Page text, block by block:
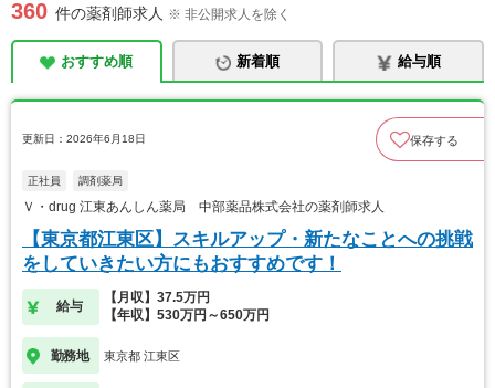
360 件の薬剤師求人 ※ 非公開求人を除く
おすすめ順 新着順 給与順
更新日：2026年6月18日 保存する
正社員 調剤薬局
Ｖ・drug 江東あんしん薬局 中部薬品株式会社の薬剤師求人
【東京都江東区】スキルアップ・新たなことへの挑戦
をしていきたい方にもおすすめです！
給与
【月収】37.5万円
【年収】530万円～650万円
勤務地 東京都 江東区